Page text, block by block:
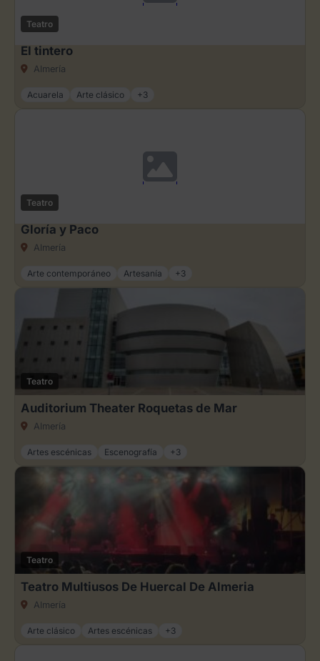
Teatro
El tintero
Almería
Acuarela Arte clásico +3
Teatro
Gloría y Paco
Almería
Arte contemporáneo Artesanía +3
Teatro
Auditorium Theater Roquetas de Mar
Almería
Artes escénicas Escenografía +3
Teatro
Teatro Multiusos De Huercal De Almeria
Almería
Arte clásico Artes escénicas +3